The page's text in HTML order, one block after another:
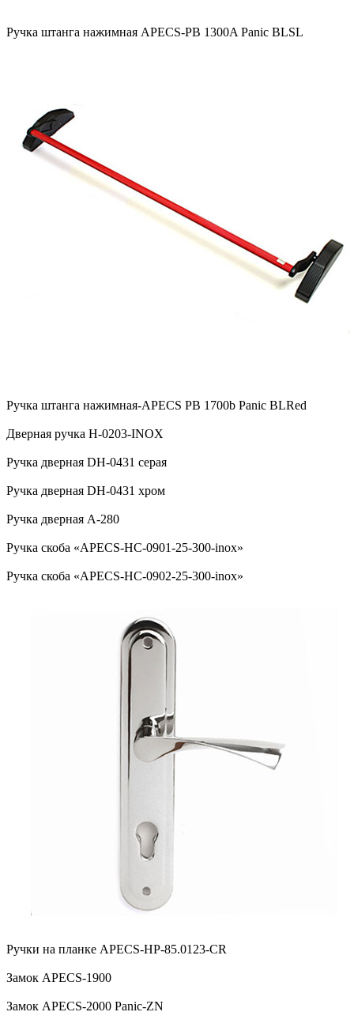
Ручка штанга нажимная APECS-PB 1300A Panic BLSL
Ручка штанга нажимная-APECS PB 1700b Panic BLRed
Дверная ручка H-0203-INOX
Ручка дверная DH-0431 серая
Ручка дверная DH-0431 хром
Ручка дверная А-280
Ручка скоба «APECS-HC-0901-25-300-inox»
Ручка скоба «APECS-HC-0902-25-300-inox»
Ручки на планке APECS-HP-85.0123-CR
Замок APECS-1900
Замок APECS-2000 Panic-ZN